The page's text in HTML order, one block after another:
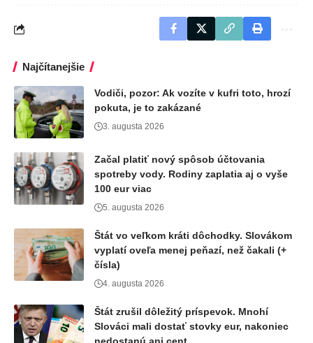
Najčítanejšie
Vodiči, pozor: Ak vozíte v kufri toto, hrozí
pokuta, je to zakázané
3. augusta 2026
Začal platiť nový spôsob účtovania
spotreby vody. Rodiny zaplatia aj o vyše
100 eur viac
5. augusta 2026
Štát vo veľkom kráti dôchodky. Slovákom
vyplatí oveľa menej peňazí, než čakali (+
čísla)
4. augusta 2026
Štát zrušil dôležitý príspevok. Mnohí
Slováci mali dostať stovky eur, nakoniec